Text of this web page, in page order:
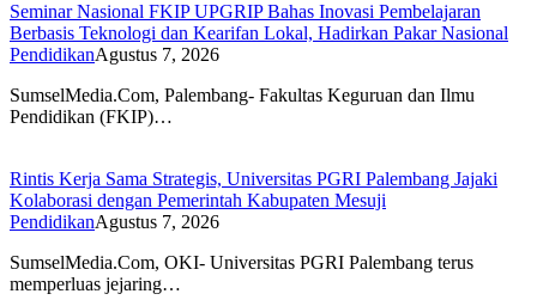
Seminar Nasional FKIP UPGRIP Bahas Inovasi Pembelajaran
Berbasis Teknologi dan Kearifan Lokal, Hadirkan Pakar Nasional
PendidikanAgustus 7, 2026
SumselMedia.Com, Palembang- Fakultas Keguruan dan Ilmu
Pendidikan (FKIP)…
Rintis Kerja Sama Strategis, Universitas PGRI Palembang Jajaki
Kolaborasi dengan Pemerintah Kabupaten Mesuji
PendidikanAgustus 7, 2026
SumselMedia.Com, OKI- Universitas PGRI Palembang terus
memperluas jejaring…